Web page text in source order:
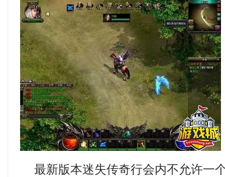
最新版本迷失传奇行会内不允许一